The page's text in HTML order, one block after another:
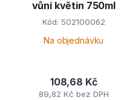
vůní květin 750ml
Kód: 502100062
Na objednávku
89,82 Kč bez DPH
108,68 Kč